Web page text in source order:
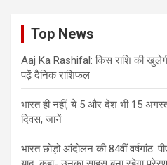
Top News
Aaj Ka Rashifal: किस राशि की
पढ़ें दैनिक राशिफल
भारत ही नहीं, ये 5 और देश भी 15
दिवस, जानें
भारत छोड़ो आंदोलन की 84वीं वर्षगांठ: